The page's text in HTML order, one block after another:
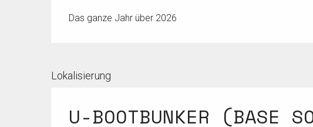
Das ganze Jahr über 2026
Lokalisierung
U-BOOTBUNKER (BASE